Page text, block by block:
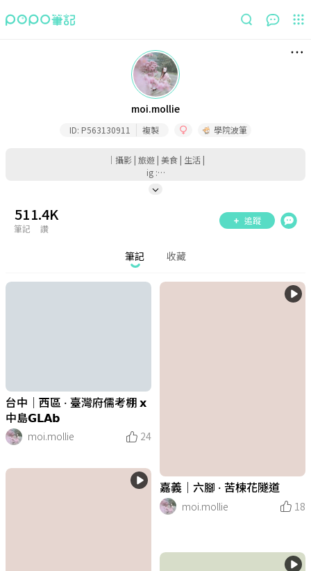
moi.mollie
ID: P563130911 複製 學院波筆
｜攝影 | 旅遊 | 美食 | 生活 |
ig :…
51
筆記
1.4K
讚
追蹤
筆記 收藏
台中｜西區 · 臺灣府儒考棚 𝘅
中島𝗚𝗟𝗔𝗯
moi.mollie
24
嘉義｜六腳 · 苦楝花隧道
moi.mollie
18